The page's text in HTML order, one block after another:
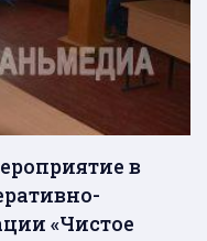
в
«Чистое